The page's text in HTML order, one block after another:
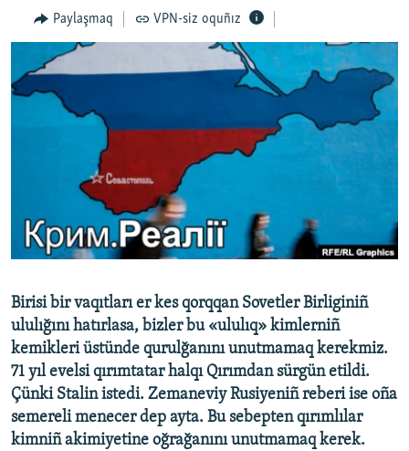
VİDEO
SÜRET
BLOGLAR
Українською
QOŞULIÑIZ!
RFE/RS bütün saytları
Paylaşmaq VPN-siz oquñız
Birisi bir vaqıtları er kes qorqqan Sovetler Birliginiñ
ululığını hatırlasa, bizler bu «ululıq» kimlerniñ
kemikleri üstünde qurulğanını unutmamaq kerekmiz.
71 yıl evelsi qırımtatar halqı Qırımdan sürgün etildi.
Çünki Stalin istedi. Zemaneviy Rusiyeniñ reberi ise oña
semereli menecer dep ayta. Bu sebepten qırımlılar
kimniñ akimiyetine oğrağanını unutmamaq kerek.